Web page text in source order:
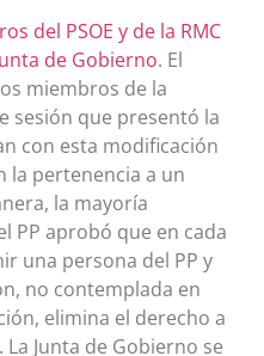
del PSOE y de la RMC
de Gobierno. El
miembros de la
sesión que presentó la
con esta modificación
la pertenencia a un
la mayoría
PP aprobó que en cada
una persona del PP y
no contemplada en
elimina el derecho a
Junta de Gobierno se